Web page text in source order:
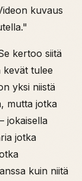
kuvaus
kertoo siitä
kevät tulee
yksi niistä
mutta jotka
jokaisella
jotka
kuin niitä